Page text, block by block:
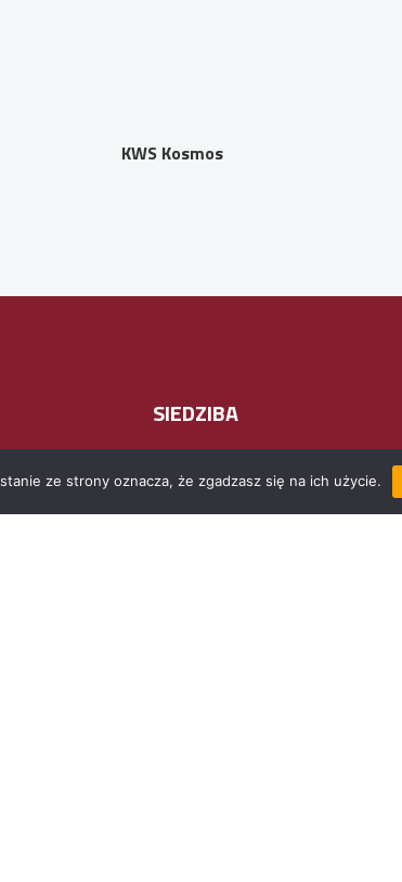
KWS Kosmos
SIEDZIBA
w Kielcach
ze strony oznacza, że zgadzasz się na ich użycie.